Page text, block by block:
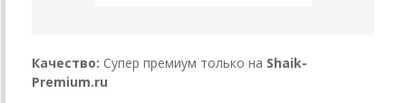
Качество: Супер премиум только на Shaik-
Premium.ru